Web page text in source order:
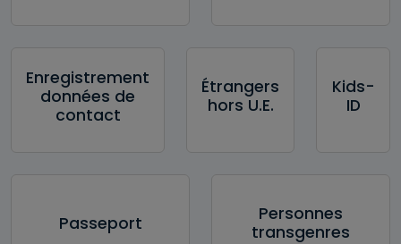
Enregistrement
données de
contact
Étrangers
hors U.E.
Kids-
ID
Passeport
Personnes
transgenres